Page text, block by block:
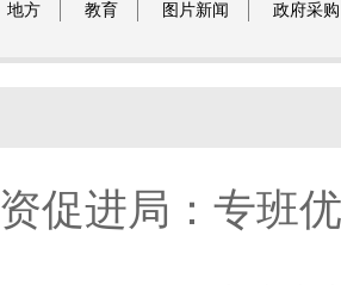
地方 教育 图片新闻 政府采购
促进局：专班